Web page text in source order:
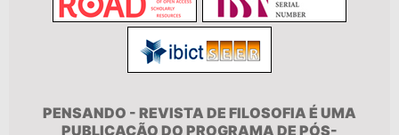
PENSANDO - REVISTA DE FILOSOFIA É UMA
PUBLICAÇÃO DO PROGRAMA DE PÓS-